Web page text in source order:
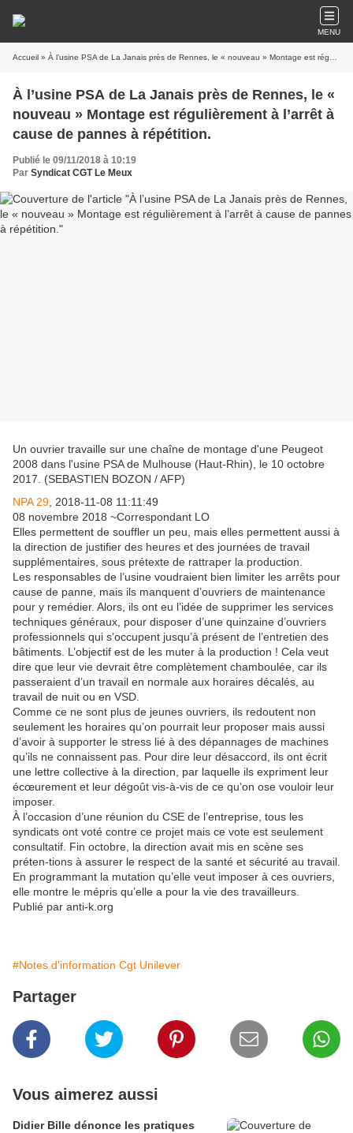
MENU
Accueil » À l’usine PSA de La Janais près de Rennes, le « nouveau » Montage est régulièrement à l’arrêt à cause de pannes à répétition.
À l’usine PSA de La Janais près de Rennes, le «
nouveau » Montage est régulièrement à l’arrêt à
cause de pannes à répétition.
Publié le 09/11/2018 à 10:19
Par Syndicat CGT Le Meux
Un ouvrier travaille sur une chaîne de montage d'une Peugeot
2008 dans l'usine PSA de Mulhouse (Haut-Rhin), le 10 octobre
2017. (SEBASTIEN BOZON / AFP)
NPA 29 , 2018-11-08 11:11:49
08 novembre 2018 ~Correspondant LO
Elles permettent de souffler un peu, mais elles permettent aussi à
la direction de justifier des heures et des journées de travail
supplémentaires, sous prétexte de rattraper la production.
Les responsables de l’usine voudraient bien limiter les arrêts pour
cause de panne, mais ils manquent d’ouvriers de maintenance
pour y remédier. Alors, ils ont eu l’idée de supprimer les services
techniques généraux, pour disposer d’une quinzaine d’ouvriers
professionnels qui s’occupent jusqu’à présent de l’entretien des
bâtiments. L’objectif est de les muter à la production ! Cela veut
dire que leur vie devrait être complètement chamboulée, car ils
passeraient d’un travail en normale aux horaires décalés, au
travail de nuit ou en VSD.
Comme ce ne sont plus de jeunes ouvriers, ils redoutent non
seulement les horaires qu’on pourrait leur proposer mais aussi
d’avoir à supporter le stress lié à des dépannages de machines
qu’ils ne connaissent pas. Pour dire leur désaccord, ils ont écrit
une lettre collective à la direction, par laquelle ils expriment leur
écœurement et leur dégoût vis-à-vis de ce qu’on ose vouloir leur
imposer.
À l’occasion d’une réunion du CSE de l’entreprise, tous les
syndicats ont voté contre ce projet mais ce vote est seulement
consultatif. Fin octobre, la direction avait mis en scène ses
préten-tions à assurer le respect de la santé et sécurité au travail.
En programmant la mutation qu’elle veut imposer à ces ouvriers,
elle montre le mépris qu’elle a pour la vie des travailleurs.
Publié par anti-k.org
#Notes d'information Cgt Unilever
Partager
Vous aimerez aussi
Didier Bille dénonce les pratiques